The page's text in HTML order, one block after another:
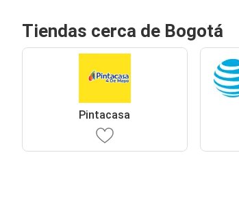
Tiendas cerca de Bogotá
Pintacasa